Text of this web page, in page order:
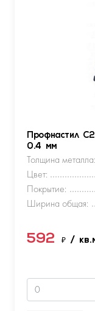
Профнастил
0.4 мм
Толщина металла:
Цвет:
Покрытие:
Ширина общая:
592 ₽ /